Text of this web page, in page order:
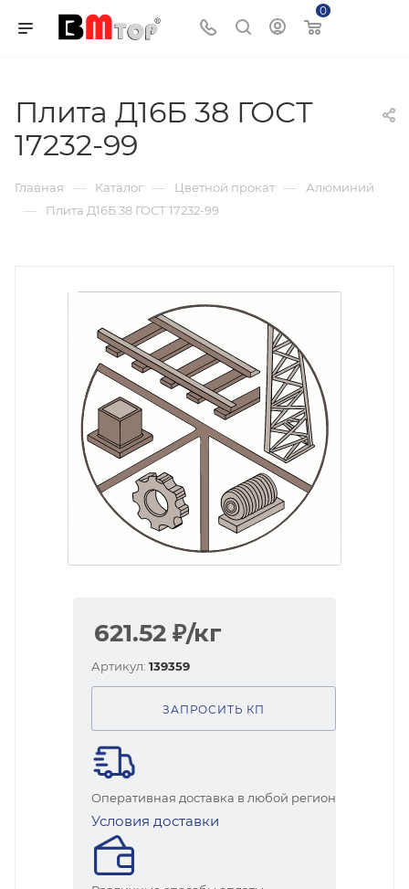
0
Плита Д16Б 38 ГОСТ
17232-99
Главная — Каталог — Цветной прокат — Алюминий
— Плита Д16Б 38 ГОСТ 17232-99
621.52 ₽/кг
Артикул: 139359
ЗАПРОСИТЬ КП
Оперативная доставка в любой регион
Условия доставки